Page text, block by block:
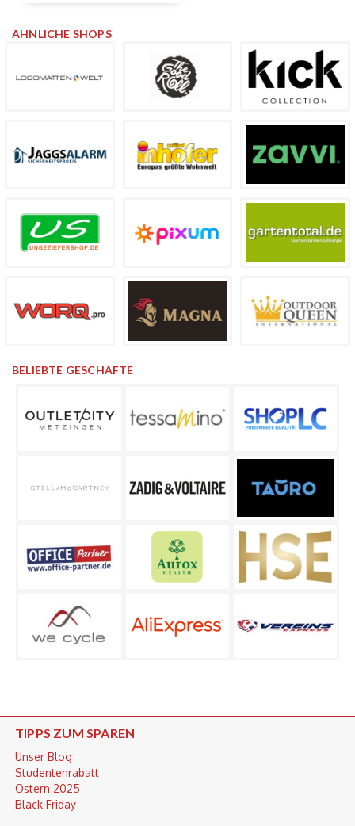
ÄHNLICHE SHOPS
BELIEBTE GESCHÄFTE
TIPPS ZUM SPAREN
Unser Blog
Studentenrabatt
Ostern 2025
Black Friday